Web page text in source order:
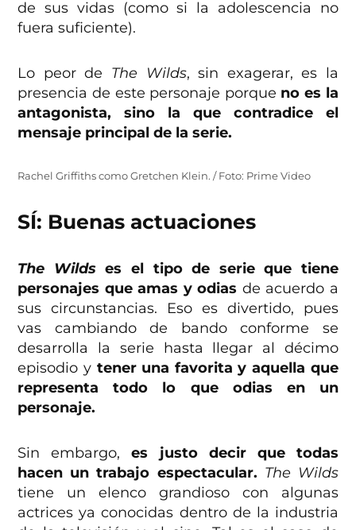
de sus vidas (como si la adolescencia no
fuera suficiente).
Lo peor de The Wilds, sin exagerar, es la
presencia de este personaje porque no es la
antagonista, sino la que contradice el
mensaje principal de la serie.
Rachel Griffiths como Gretchen Klein. / Foto: Prime Video
SÍ: Buenas actuaciones
The Wildses el tipo de serie que tiene
personajes que amas y odias de acuerdo a
sus circunstancias. Eso es divertido, pues
vas cambiando de bando conforme se
desarrolla la serie hasta llegar al décimo
episodio y tener una favorita y aquella que
representa todo lo que odias en un
personaje.
Sin embargo,es justo decir que todas
hacen un trabajo espectacular. The Wilds
tiene un elenco grandioso con algunas
actrices ya conocidas dentro de la industria